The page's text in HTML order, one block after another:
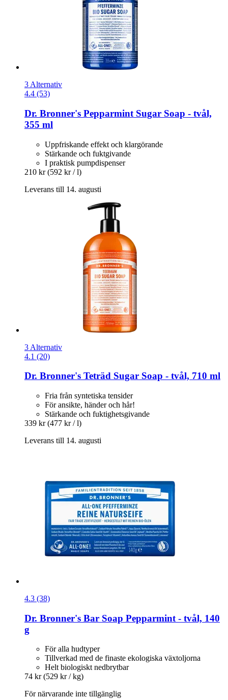
3 Alternativ
4.4 (53)
Dr. Bronner's Pepparmint Sugar Soap -​ tvål,
355 ml
Uppfriskande effekt och klargörande
Stärkande och fuktgivande
I praktisk pumpdispenser
210 kr (592 kr / l)
Leverans till 14. augusti
3 Alternativ
4.1 (20)
Dr. Bronner's Teträd Sugar Soap -​ tvål, 710 ml
Fria från syntetiska tensider
För ansikte, händer och hår!
Stärkande och fuktighetsgivande
339 kr (477 kr / l)
Leverans till 14. augusti
4.3 (38)
Dr. Bronner's Bar Soap Pepparmint -​ tvål, 140
g
För alla hudtyper
Tillverkad med de finaste ekologiska växtoljorna
Helt biologiskt nedbrytbar
74 kr (529 kr / kg)
För närvarande inte tillgänglig